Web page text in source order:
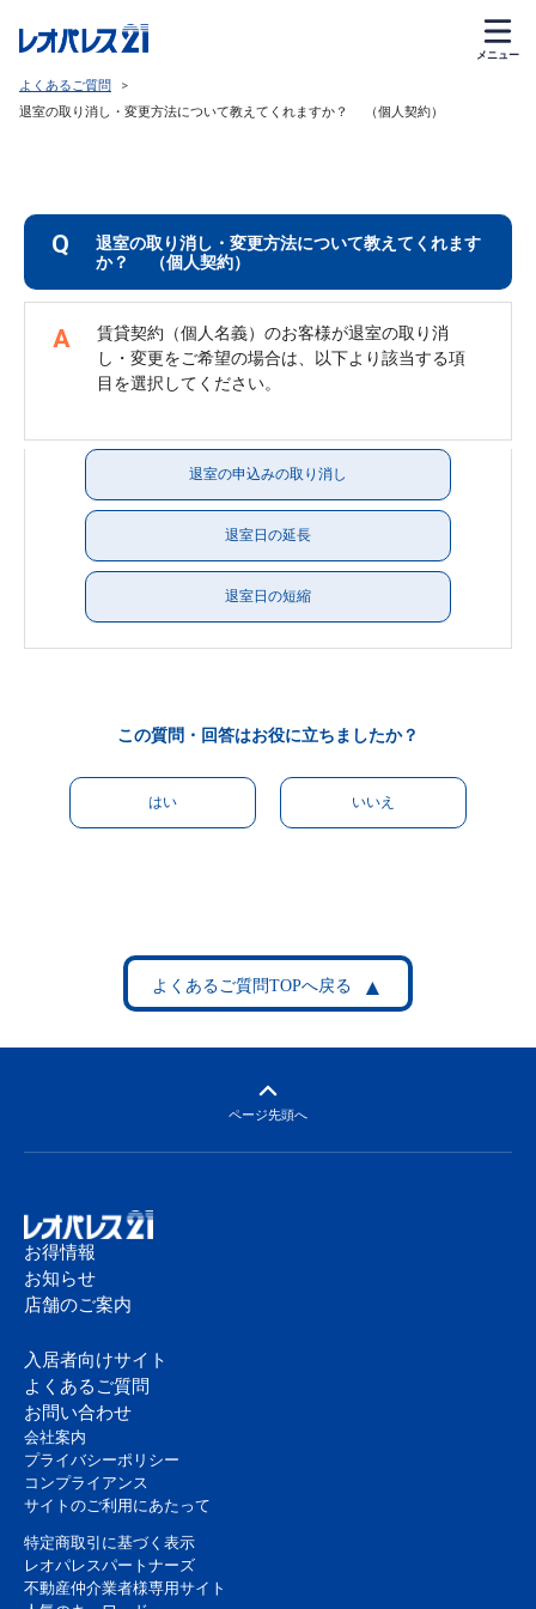
メニュー
よくあるご質問
>
退室の取り消し・変更方法について教えてくれますか？ （個人契約）
Q
退室の取り消し・変更方法について教えてくれます
か？ （個人契約）
A
賃貸契約（個人名義）のお客様が退室の取り消
し・変更をご希望の場合は、以下より該当する項
退室の申込みの取り消し
退室日の延長
退室日の短縮
この質問・回答はお役に立ちましたか？
はい いいえ
ページ先頭へ
お得情報
お知らせ
店舗のご案内
入居者向けサイト
よくあるご質問
お問い合わせ
会社案内
プライバシーポリシー
コンプライアンス
サイトのご利用にあたって
特定商取引に基づく表示
レオパレスパートナーズ
不動産仲介業者様専用サイト